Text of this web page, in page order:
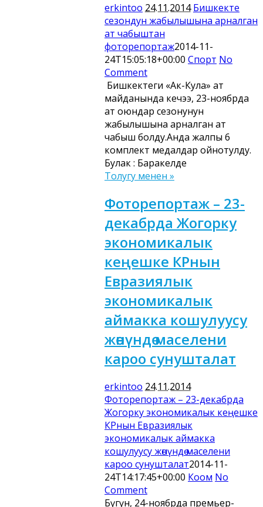
erkintoo 24.11.2014 Бишкекте
сезондун жабылышына арналган
ат чабыштан
фоторепортаж2014-11-
24T15:05:18+00:00 Спорт No
Comment
Бишкектеги «Ак-Кула» ат
майданында кечээ, 23-ноябрда
ат оюндар сезонунун
жабылышына арналган ат
чабыш болду.Анда жалпы 6
комплект медалдар ойнотулду.
Булак : Баракелде
Толугу менен »
Фоторепортаж – 23-
декабрда Жогорку
экономикалык
кеңешке КРнын
Евразиялык
экономикалык
аймакка кошулуусу
жөнүндө маселени
кароо сунушталат
erkintoo 24.11.2014
Фоторепортаж – 23-декабрда
Жогорку экономикалык кеңешке
КРнын Евразиялык
экономикалык аймакка
кошулуусу жөнүндө маселени
кароо сунушталат2014-11-
24T14:17:45+00:00 Коом No
Comment
Бүгүн, 24-ноябрда премьер-